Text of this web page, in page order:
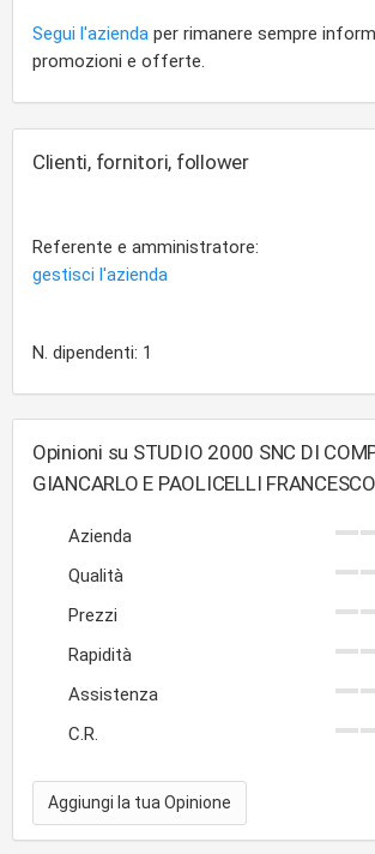
Segui l'azienda per rimanere sempre
promozioni e offerte.
Clienti, fornitori, follower
Referente e amministratore:
gestisci l'azienda
N. dipendenti: 1
Opinioni su STUDIO 2000 SNC DI
GIANCARLO E PAOLICELLI FRANCESCO
Azienda
Qualità
Prezzi
Rapidità
Assistenza
C.R.
Aggiungi la tua Opinione